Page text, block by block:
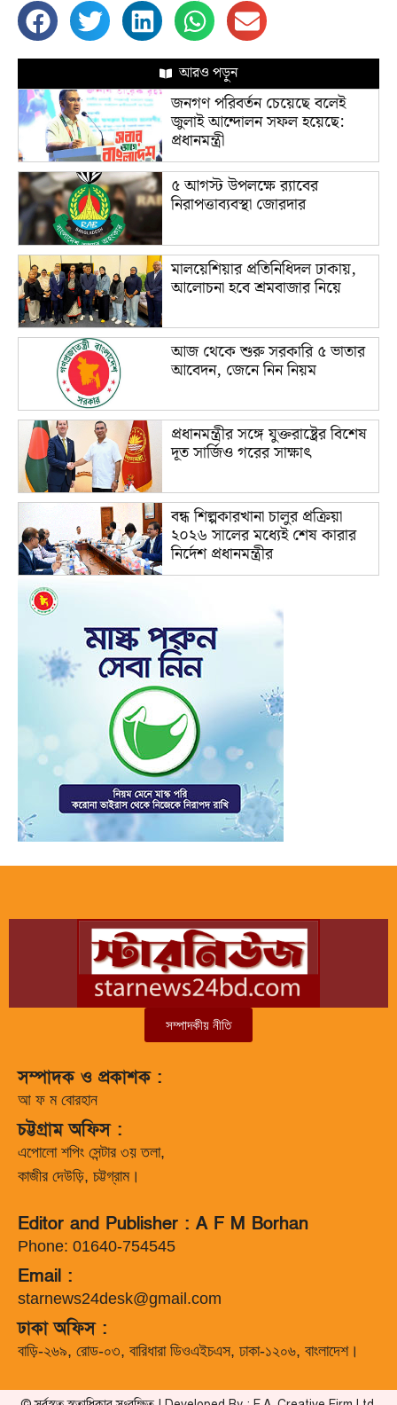
আরও পড়ুন
জনগণ পরিবর্তন চেয়েছে বলেই
জুলাই আন্দোলন সফল হয়েছে:
প্রধানমন্ত্রী
৫ আগস্ট উপলক্ষে র‌্যাবের
নিরাপত্তাব্যবস্থা জোরদার
মালয়েশিয়ার প্রতিনিধিদল ঢাকায়,
আলোচনা হবে শ্রমবাজার নিয়ে
আজ থেকে শুরু সরকারি ৫ ভাতার
আবেদন, জেনে নিন নিয়ম
প্রধানমন্ত্রীর সঙ্গে যুক্তরাষ্ট্রের বিশেষ
দূত সার্জিও গরের সাক্ষাৎ
বন্ধ শিল্পকারখানা চালুর প্রক্রিয়া
২০২৬ সালের মধ্যেই শেষ কারার
নির্দেশ প্রধানমন্ত্রীর
সম্পাদকীয় নীতি
সম্পাদক ও প্রকাশক :
আ ফ ম বোরহান
চট্টগ্রাম অফিস :
এপোলো শপিং সেন্টার ৩য় তলা,
কাজীর দেউড়ি, চট্টগ্রাম।
Editor and Publisher : A F M Borhan
Phone: 01640-754545
Email :
starnews24desk@gmail.com
ঢাকা অফিস :
বাড়ি-২৬৯, রোড-০৩, বারিধারা ডিওএইচএস, ঢাকা-১২০৬, বাংলাদেশ।